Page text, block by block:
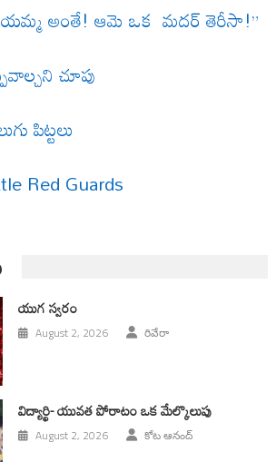
అంతే! ఆమె ఒక మదర్ తెరీసా!”
చూపు
పిట్టలు
Red Guards
యుగ స్వ‌రం
August 2, 2026 రివేరా
విద్యార్థి- యువత పోరాటం ఒక మేల్కొలుపు
August 2, 2026 కోట ఆనంద్